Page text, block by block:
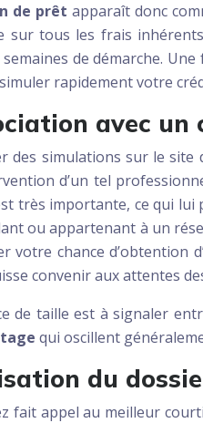
de prêt apparaît donc
sur tous les frais
de démarche.
rapidement votre
avec
des simulations sur le site
d’un tel
très importante, ce qui lui
ou appartenant à un
votre chance d’obtention
convenir aux attentes
de taille est à signaler
qui oscillent
du
fait appel au meilleur